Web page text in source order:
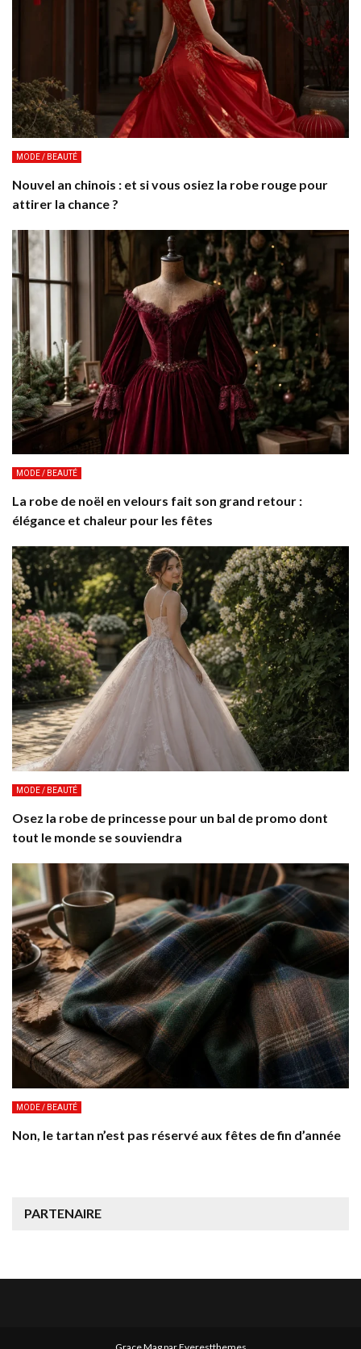
MODE / BEAUTÉ
Nouvel an chinois : et si vous osiez la robe rouge pour
attirer la chance ?
MODE / BEAUTÉ
La robe de noël en velours fait son grand retour :
élégance et chaleur pour les fêtes
MODE / BEAUTÉ
Osez la robe de princesse pour un bal de promo dont
tout le monde se souviendra
MODE / BEAUTÉ
Non, le tartan n’est pas réservé aux fêtes de fin d’année
PARTENAIRE